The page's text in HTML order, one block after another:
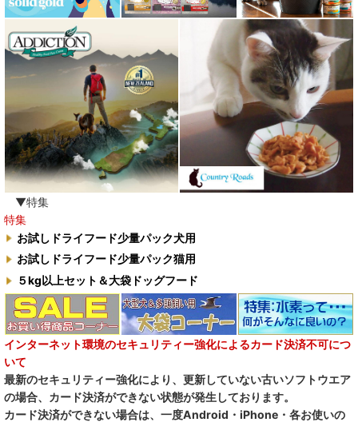
ワイルドランド Wildes Land
わんぽうやく
ナチュラル重曹 アイテム合同会社
水素シリーズ
臭わない袋BOS
自然流
M.Y Forest推奨品
フォルツァ10犬キャンペーン
一口笑 Ikkosho
デイリーディライト DAILY DELIGHT
RENA DOG レナドッグ
▼特集
特集
お試しドライフード少量パック犬用
お試しドライフード少量パック猫用
５kg以上セット＆大袋ドッグフード
インターネット環境のセキュリティー強化によるカード決済不可につ
いて
最新のセキュリティー強化により、更新していない古いソフトウエア
の場合、カード決済ができない状態が発生しております。
カード決済ができない場合は、一度Android・iPhone・各お使いの